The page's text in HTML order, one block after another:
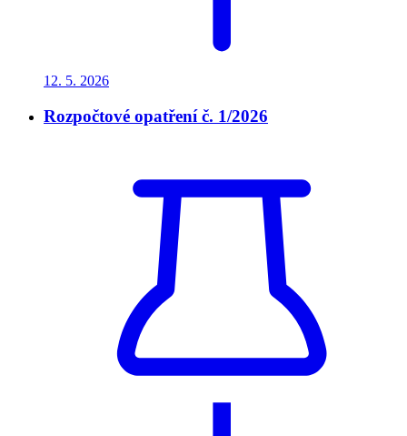
12. 5. 2026
Rozpočtové opatření č. 1/2026